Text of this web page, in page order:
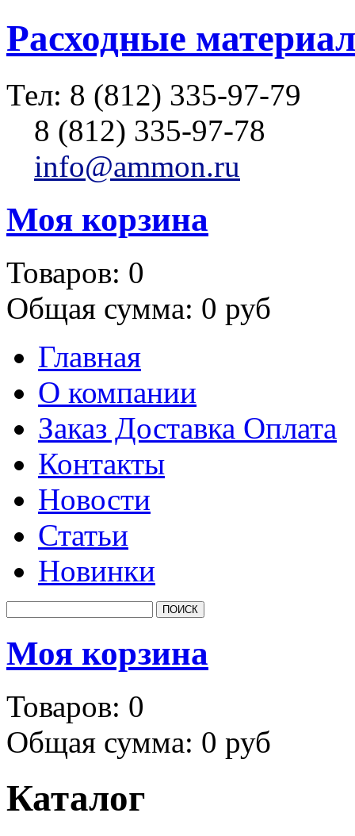
Расходные
Тел: 8 (812) 335-97-79
8 (812) 335-97-78
info@ammon.ru
Моя корзина
Товаров: 0
Общая сумма: 0 руб
Главная
О компании
Заказ Доставка Оплата
Контакты
Новости
Статьи
Новинки
Моя корзина
Товаров: 0
Общая сумма: 0 руб
Каталог